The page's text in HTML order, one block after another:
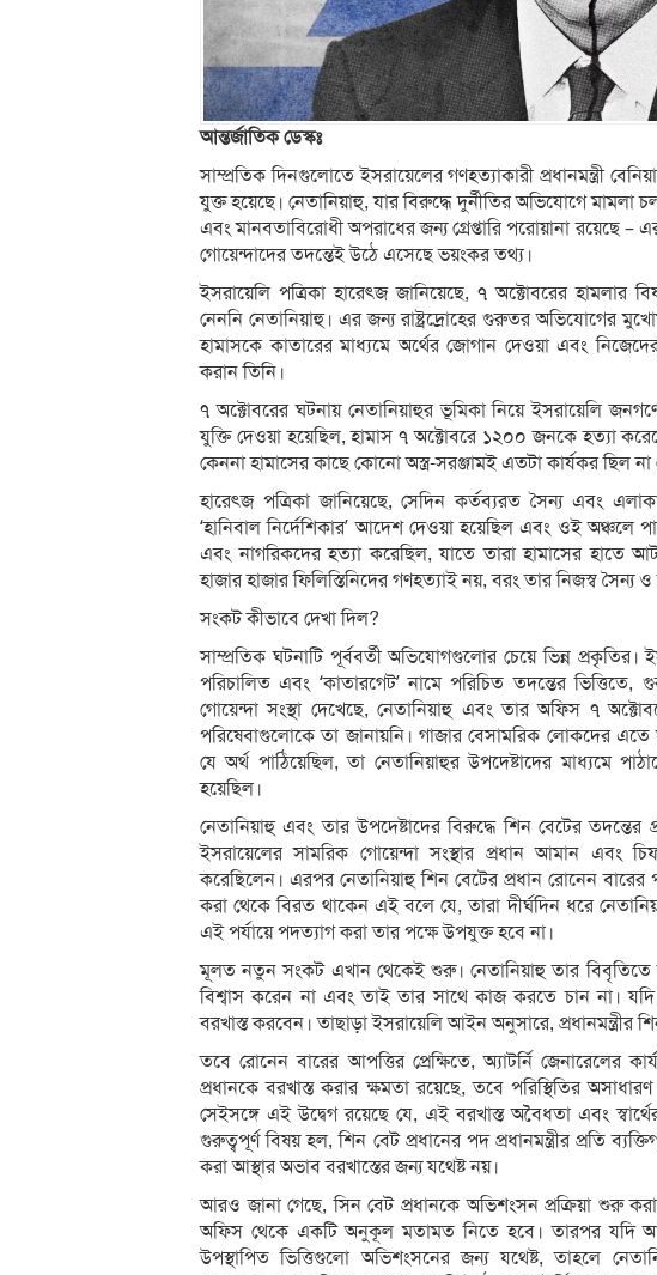
আন্তর্জাতিক ডেস্কঃ
সাম্প্রতিক দিনগুলোতে ইসরায়েলের গণহত্যাকারী প্রধানমন্ত্রী
যুক্ত হয়েছে। নেতানিয়াহু, যার বিরুদ্ধে দুর্নীতির অভিযোগে
এবং মানবতাবিরোধী অপরাধের জন্য গ্রেপ্তারি পরোয়ানা রয়েছে
গোয়েন্দাদের তদন্তেই উঠে এসেছে ভয়ংকর তথ্য।
ইসরায়েলি পত্রিকা হারেৎজ জানিয়েছে, ৭ অক্টোবরের হামলার
নেননি নেতানিয়াহু। এর জন্য রাষ্ট্রদ্রোহের গুরুতর অভিযোগের
হামাসকে কাতারের মাধ্যমে অর্থের জোগান দেওয়া এবং
করান তিনি।
৭ অক্টোবরের ঘটনায় নেতানিয়াহুর ভূমিকা নিয়ে ইসরায়েলি
যুক্তি দেওয়া হয়েছিল, হামাস ৭ অক্টোবরে ১২০০ জনকে হত্যা
কেননা হামাসের কাছে কোনো অস্ত্র-সরঞ্জামই এতটা কার্যকর ছিল
হারেৎজ পত্রিকা জানিয়েছে, সেদিন কর্তব্যরত সৈন্য এবং
‘হানিবাল নির্দেশিকার’ আদেশ দেওয়া হয়েছিল এবং ওই অঞ্চলে
এবং নাগরিকদের হত্যা করেছিল, যাতে তারা হামাসের হাতে
হাজার হাজার ফিলিস্তিনিদের গণহত্যাই নয়, বরং তার নিজস্ব সৈন্য
সংকট কীভাবে দেখা দিল?
সাম্প্রতিক ঘটনাটি পূর্ববর্তী অভিযোগগুলোর চেয়ে ভিন্ন প্রকৃতির।
পরিচালিত এবং ‘কাতারগেট’ নামে পরিচিত তদন্তের
গোয়েন্দা সংস্থা দেখেছে, নেতানিয়াহু এবং তার অফিস ৭
পরিষেবাগুলোকে তা জানায়নি। গাজার বেসামরিক লোকদের
যে অর্থ পাঠিয়েছিল, তা নেতানিয়াহুর উপদেষ্টাদের মাধ্যমে
হয়েছিল।
নেতানিয়াহু এবং তার উপদেষ্টাদের বিরুদ্ধে শিন বেটের
ইসরায়েলের সামরিক গোয়েন্দা সংস্থার প্রধান আমান এবং
করেছিলেন। এরপর নেতানিয়াহু শিন বেটের প্রধান রোনেন
করা থেকে বিরত থাকেন এই বলে যে, তারা দীর্ঘদিন ধরে
এই পর্যায়ে পদত্যাগ করা তার পক্ষে উপযুক্ত হবে না।
মূলত নতুন সংকট এখান থেকেই শুরু। নেতানিয়াহু তার বিবৃতিতে
বিশ্বাস করেন না এবং তাই তার সাথে কাজ করতে চান না।
বরখাস্ত করবেন। তাছাড়া ইসরায়েলি আইন অনুসারে, প্রধানমন্ত্রীর
তবে রোনেন বারের আপত্তির প্রেক্ষিতে, অ্যাটর্নি জেনারেলের
প্রধানকে বরখাস্ত করার ক্ষমতা রয়েছে, তবে পরিস্থিতির
সেইসঙ্গে এই উদ্বেগ রয়েছে যে, এই বরখাস্ত অবৈধতা এবং
গুরুত্বপূর্ণ বিষয় হল, শিন বেট প্রধানের পদ প্রধানমন্ত্রীর প্রতি
করা আস্থার অভাব বরখাস্তের জন্য যথেষ্ট নয়।
আরও জানা গেছে, সিন বেট প্রধানকে অভিশংসন প্রক্রিয়া শুরু
অফিস থেকে একটি অনুকূল মতামত নিতে হবে। তারপর যদি আইনি
উপস্থাপিত ভিত্তিগুলো অভিশংসনের জন্য যথেষ্ট, তাহলে